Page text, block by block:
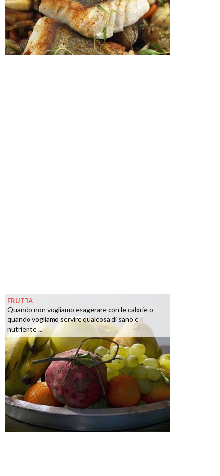
FRUTTA
Quando non vogliamo esagerare con le calorie o
quando vogliamo servire qualcosa di sano e
nutriente ...